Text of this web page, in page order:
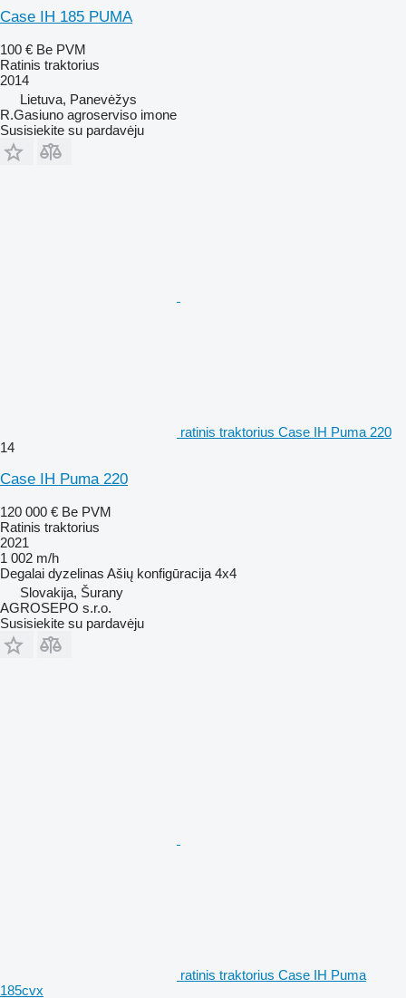
Case IH 185 PUMA
100 € Be PVM
Ratinis traktorius
2014
Lietuva, Panevėžys
R.Gasiuno agroserviso imone
Susisiekite su pardavėju
ratinis traktorius Case IH Puma 220
14
Case IH Puma 220
120 000 € Be PVM
Ratinis traktorius
2021
1 002 m/h
Degalai dyzelinas Ašių konfigūracija 4x4
Slovakija, Šurany
AGROSEPO s.r.o.
Susisiekite su pardavėju
ratinis traktorius Case IH Puma
185cvx